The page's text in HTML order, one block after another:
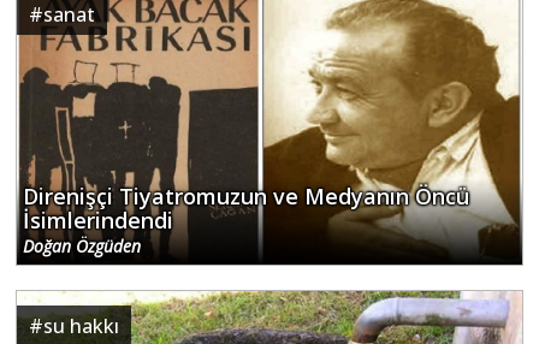
#sanat
Direnişçi Tiyatromuzun ve Medyanın Öncü
İsimlerindendi
Doğan Özgüden
#su hakkı